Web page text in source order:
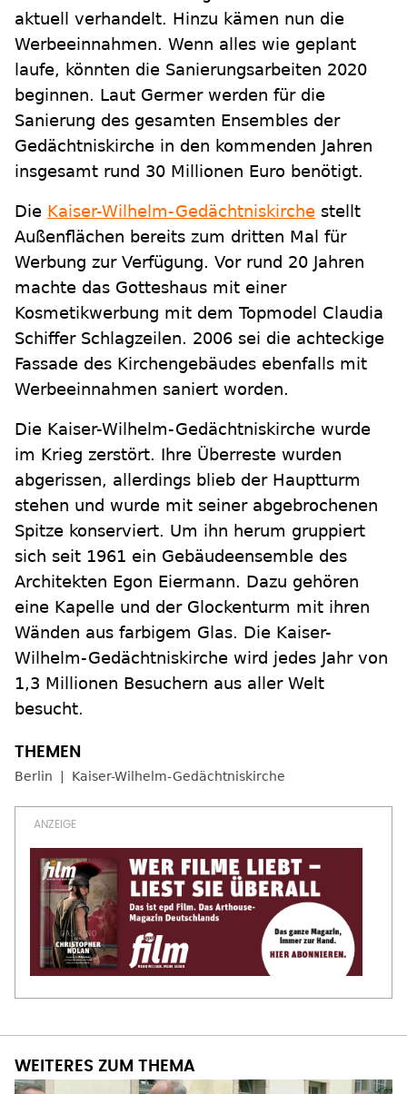
aktuell verhandelt. Hinzu kämen nun die
Werbeeinnahmen. Wenn alles wie geplant
laufe, könnten die Sanierungsarbeiten 2020
beginnen. Laut Germer werden für die
Sanierung des gesamten Ensembles der
Gedächtniskirche in den kommenden Jahren
insgesamt rund 30 Millionen Euro benötigt.
Die Kaiser-Wilhelm-Gedächtniskirche stellt
Außenflächen bereits zum dritten Mal für
Werbung zur Verfügung. Vor rund 20 Jahren
machte das Gotteshaus mit einer
Kosmetikwerbung mit dem Topmodel Claudia
Schiffer Schlagzeilen. 2006 sei die achteckige
Fassade des Kirchengebäudes ebenfalls mit
Werbeeinnahmen saniert worden.
Die Kaiser-Wilhelm-Gedächtniskirche wurde
im Krieg zerstört. Ihre Überreste wurden
abgerissen, allerdings blieb der Hauptturm
stehen und wurde mit seiner abgebrochenen
Spitze konserviert. Um ihn herum gruppiert
sich seit 1961 ein Gebäudeensemble des
Architekten Egon Eiermann. Dazu gehören
eine Kapelle und der Glockenturm mit ihren
Wänden aus farbigem Glas. Die Kaiser-
Wilhelm-Gedächtniskirche wird jedes Jahr von
1,3 Millionen Besuchern aus aller Welt
besucht.
Berlin Kaiser-Wilhelm-Gedächtniskirche
WEITERES ZUM THEMA